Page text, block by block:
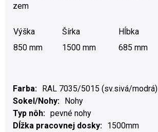
zem
Výška Šírka Hĺbka
850 mm
1500 mm 685 mm
Farba
RAL 7035/5015 (sv.sivá/modrá)
Sokel/Nohy
Nohy
Typ nôh
pevné nohy
Dĺžka pracovnej dosky
1500mm